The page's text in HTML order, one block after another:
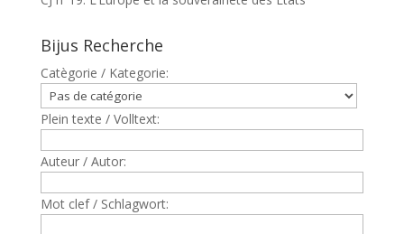
Bijus Recherche
Catègorie / Kategorie:
Plein texte / Volltext:
Auteur / Autor:
Mot clef / Schlagwort: